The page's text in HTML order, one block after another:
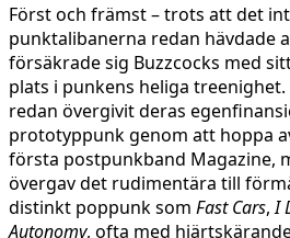
Först och främst – trots att det
punktalibanerna redan hävdade
försäkrade sig Buzzcocks med
plats i punkens heliga
redan övergivit deras
prototyppunk genom att hoppa
första postpunkband Magazine,
övergav det rudimentära till
distinkt poppunk som Fast Cars,I
Autonomy, ofta med